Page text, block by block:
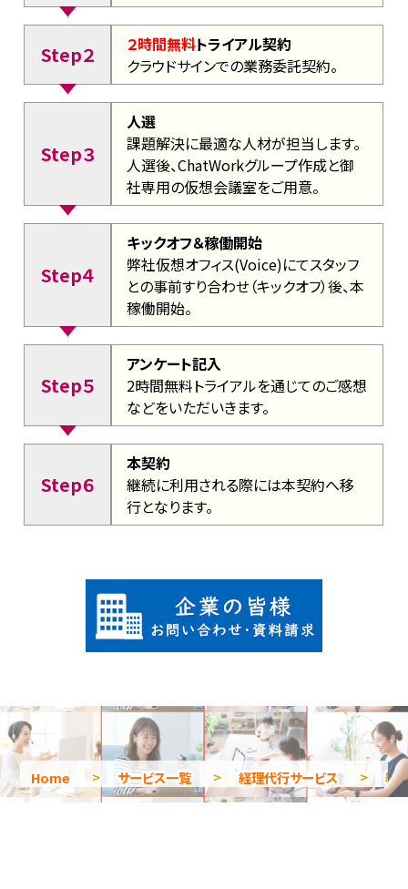
Step２ ２時間無料トライアル契約
クラウドサインでの業務委託契約。
Step３
人選
課題解決に最適な人材が担当します。
人選後、ChatWorkグループ作成と御
社専用の仮想会議室をご用意。
Step４
キックオフ＆稼働開始
弊社仮想オフィス(Voice)にてスタッフ
との事前すり合わせ（キックオフ）後、本
稼働開始。
Step５
アンケート記入
2時間無料トライアルを通じてのご感想
などをいただいきます。
Step６
本契約
継続に利用される際には本契約へ移
行となります。
Home > サービス一覧 > 経理代行サービス > 経